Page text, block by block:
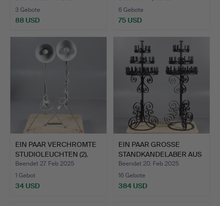
3 Gebote
88 USD
6 Gebote
75 USD
EIN PAAR VERCHROMTE
STUDIOLEUCHTEN (2).
Beendet 27. Feb 2025
1 Gebot
34 USD
EIN PAAR GROSSE
STANDKANDELABER AUS
EISEN.
Beendet 20. Feb 2025
16 Gebote
384 USD